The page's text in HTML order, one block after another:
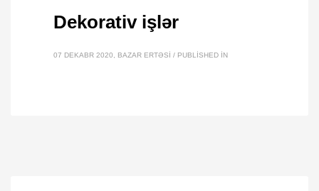
Dekorativ işlər
07 DEKABR 2020, BAZAR ERTƏSI / PUBLISHED IN